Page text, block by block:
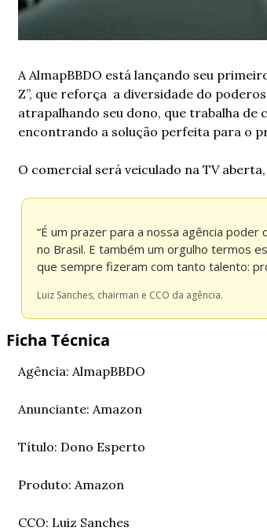
A AlmapBBDO está lançando seu
Z”, que reforça  a diversidade do
atrapalhando seu dono, que trabalha de
encontrando a solução perfeita para o
O comercial será veiculado na TV
“É um prazer para a nossa agência
no Brasil. E também um orgulho termos
que sempre fizeram com tanto talento:
Luiz Sanches, chairman e CCO da agência.
Ficha Técnica
Agência: AlmapBBDO
Anunciante: Amazon
Título: Dono Esperto
Produto: Amazon
CCO: Luiz Sanches